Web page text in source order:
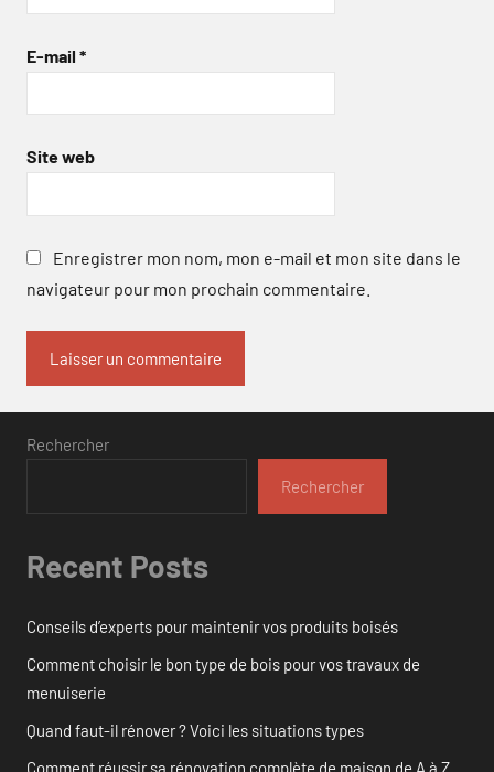
E-mail *
Site web
Enregistrer mon nom, mon e-mail et mon site dans le
navigateur pour mon prochain commentaire.
Rechercher
Rechercher
Recent Posts
Conseils d’experts pour maintenir vos produits boisés
Comment choisir le bon type de bois pour vos travaux de
menuiserie
Quand faut-il rénover ? Voici les situations types
Comment réussir sa rénovation complète de maison de A à Z